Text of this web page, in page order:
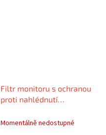
Filtr monitoru s ochranou
proti nahlédnutí
mm, 16", 16:10, magnetický,
Momentálně nedostupné